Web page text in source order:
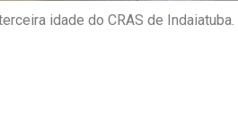
idade do CRAS de Indaiatuba.